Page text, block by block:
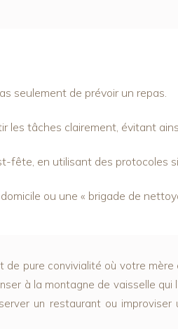
seulement de prévoir un repas.
les tâches clairement, évitant
fête, en utilisant des protocoles
ou une « brigade de
pure convivialité où votre
à la montagne de vaisselle
un restaurant ou